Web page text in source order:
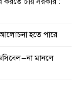
আলোচনা হতে পারে
মানলে